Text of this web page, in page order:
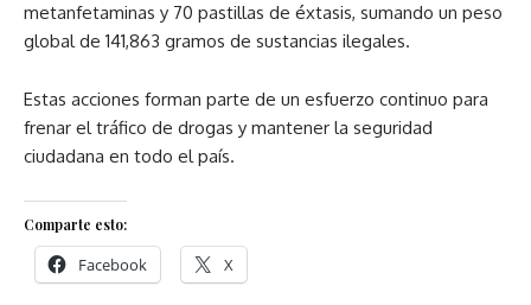
metanfetaminas y 70 pastillas de éxtasis, sumando un peso
global de 141,863 gramos de sustancias ilegales.
Estas acciones forman parte de un esfuerzo continuo para
frenar el tráfico de drogas y mantener la seguridad
ciudadana en todo el país.
Comparte esto:
Facebook X